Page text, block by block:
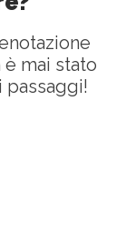
mai stato